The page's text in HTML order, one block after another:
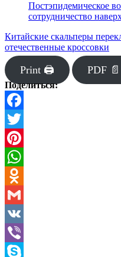
Постэпидемическое
сотрудничество
Китайские скальперы
отечественные кроссовки
Print 🖨 PDF 📄
Поделиться:
Facebook
Twitter
Pinterest
WhatsApp
Odnoklassniki
Gmail
VK
Viber